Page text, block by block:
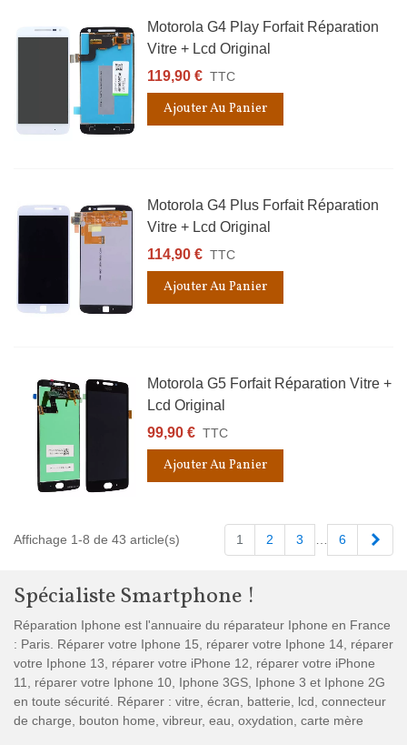
Motorola G4 Play Forfait Réparation
Vitre + Lcd Original
119,90 € TTC
Ajouter Au Panier
Motorola G4 Plus Forfait Réparation
Vitre + Lcd Original
114,90 € TTC
Ajouter Au Panier
Motorola G5 Forfait Réparation Vitre +
Lcd Original
99,90 € TTC
Ajouter Au Panier
Affichage 1-8 de 43 article(s) 1 2 3 … 6
Spécialiste Smartphone !
Réparation Iphone est l'annuaire du réparateur Iphone en France
: Paris. Réparer votre Iphone 15, réparer votre Iphone 14, réparer
votre Iphone 13, réparer votre iPhone 12, réparer votre iPhone
11, réparer votre Iphone 10, Iphone 3GS, Iphone 3 et Iphone 2G
en toute sécurité. Réparer : vitre, écran, batterie, lcd, connecteur
de charge, bouton home, vibreur, eau, oxydation, carte mère